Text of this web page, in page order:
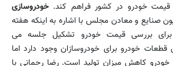
خودرو در کشور فراهم کند. خودروسازی
صنایع و معادن مجلس با اشاره به اینکه هفته
بررسی قیمت خودرو تشکیل جلسه می
خودرو برای خودروسازان وجود دارد اما
کاهش میزان تولید است. رضا رحمانی با